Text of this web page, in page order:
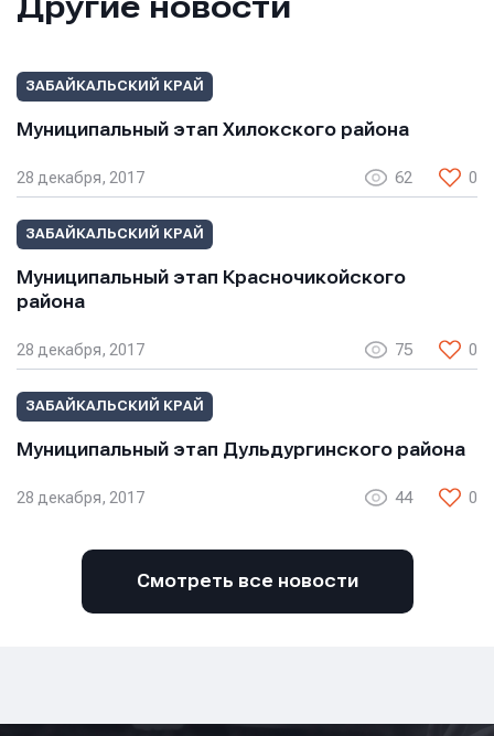
ЗАБАЙКАЛЬСКИЙ КРАЙ
Муниципальный этап Хилокского района
28 декабря, 2017 62 0
ЗАБАЙКАЛЬСКИЙ КРАЙ
Муниципальный этап Красночикойского
района
28 декабря, 2017 75 0
ЗАБАЙКАЛЬСКИЙ КРАЙ
Муниципальный этап Дульдургинского района
28 декабря, 2017 44 0
Смотреть все новости